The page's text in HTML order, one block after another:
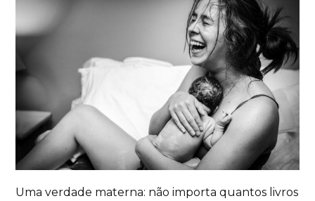
Uma verdade materna: não importa quantos livros